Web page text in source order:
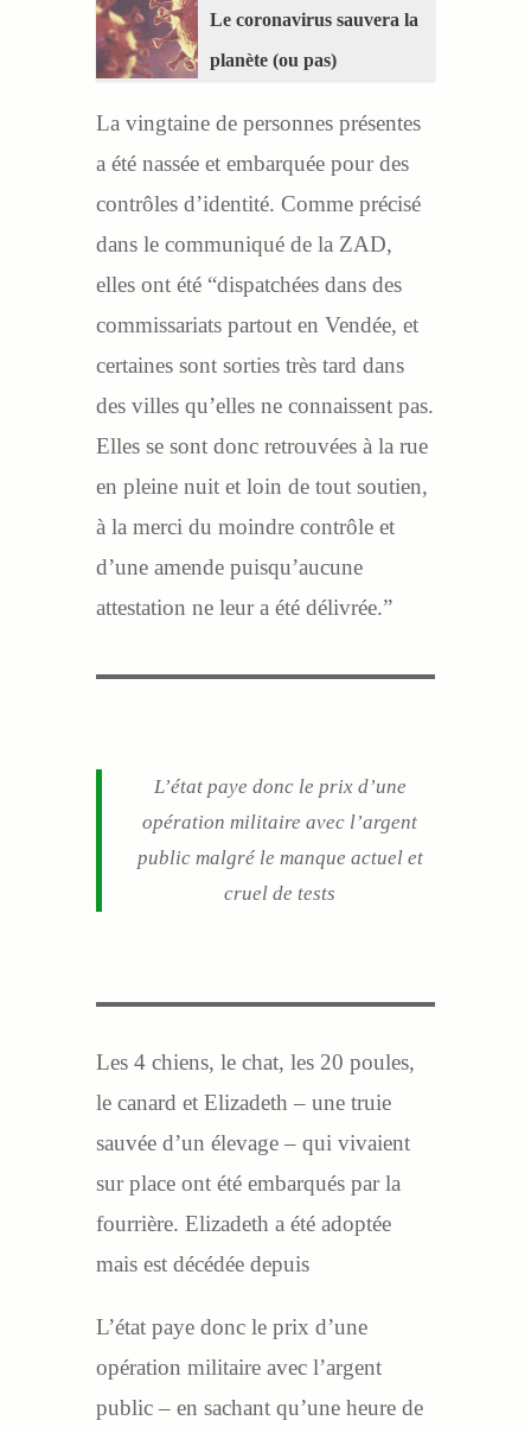
Le coronavirus sauvera la
planète (ou pas)
La vingtaine de personnes présentes
a été nassée et embarquée pour des
contrôles d’identité. Comme précisé
dans le communiqué de la ZAD,
elles ont été “dispatchées dans des
commissariats partout en Vendée, et
certaines sont sorties très tard dans
des villes qu’elles ne connaissent pas.
Elles se sont donc retrouvées à la rue
en pleine nuit et loin de tout soutien,
à la merci du moindre contrôle et
d’une amende puisqu’aucune
attestation ne leur a été délivrée.”
L’état paye donc le prix d’une
opération militaire avec l’argent
public malgré le manque actuel et
cruel de tests
Les 4 chiens, le chat, les 20 poules,
le canard et Elizadeth – une truie
sauvée d’un élevage – qui vivaient
sur place ont été embarqués par la
fourrière. Elizadeth a été adoptée
mais est décédée depuis
L’état paye donc le prix d’une
opération militaire avec l’argent
public – en sachant qu’une heure de